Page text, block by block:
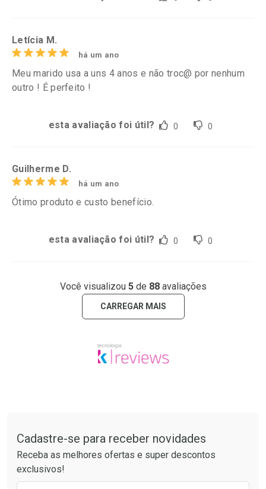
Letícia M.
há um ano
Meu marido usa a uns 4 anos e não troc@ por nenhum
outro ! É perfeito !
esta avaliação foi útil? 0 0
Guilherme D.
há um ano
Ótimo produto e custo benefício.
esta avaliação foi útil? 0 0
Você visualizou 5de 88avaliações
CARREGAR MAIS
Cadastre-se para receber novidades
Receba as melhores ofertas e super descontos
exclusivos!